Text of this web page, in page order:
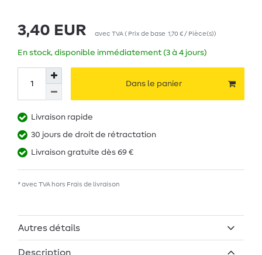
3,40 EUR avec TVA( Prix de base 1,70 € / Pièce(s))
En stock, disponible immédiatement (3 à 4 jours)
Dans le panier
Livraison rapide
30 jours de droit de rétractation
Livraison gratuite dès 69 €
* avec TVA hors Frais de livraison
Autres détails
Description